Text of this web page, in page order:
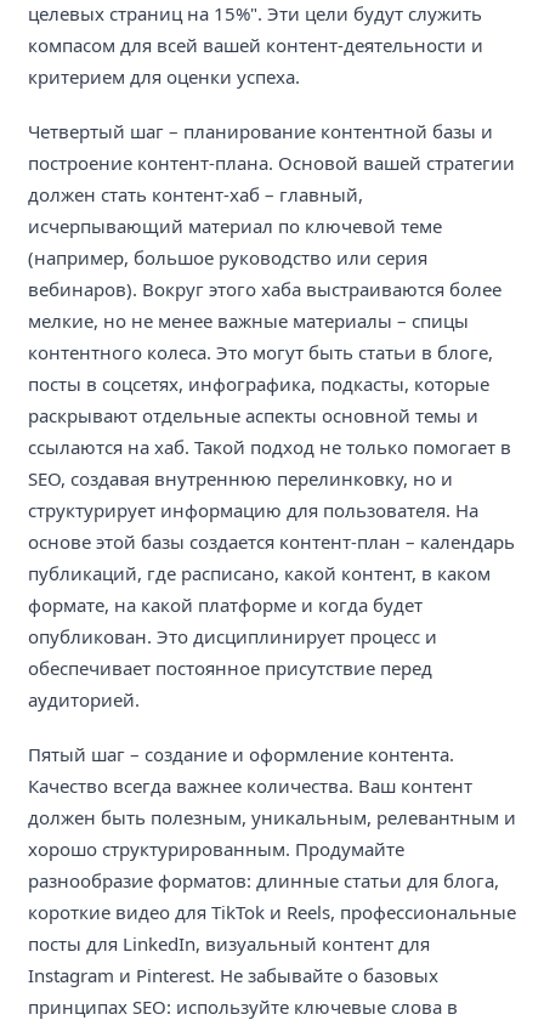
целевых страниц на 15%". Эти цели будут служить
компасом для всей вашей контент-деятельности и
критерием для оценки успеха.
Четвертый шаг – планирование контентной базы и
построение контент-плана. Основой вашей стратегии
должен стать контент-хаб – главный,
исчерпывающий материал по ключевой теме
(например, большое руководство или серия
вебинаров). Вокруг этого хаба выстраиваются более
мелкие, но не менее важные материалы – спицы
контентного колеса. Это могут быть статьи в блоге,
посты в соцсетях, инфографика, подкасты, которые
раскрывают отдельные аспекты основной темы и
ссылаются на хаб. Такой подход не только помогает в
SEO, создавая внутреннюю перелинковку, но и
структурирует информацию для пользователя. На
основе этой базы создается контент-план – календарь
публикаций, где расписано, какой контент, в каком
формате, на какой платформе и когда будет
опубликован. Это дисциплинирует процесс и
обеспечивает постоянное присутствие перед
аудиторией.
Пятый шаг – создание и оформление контента.
Качество всегда важнее количества. Ваш контент
должен быть полезным, уникальным, релевантным и
хорошо структурированным. Продумайте
разнообразие форматов: длинные статьи для блога,
короткие видео для TikTok и Reels, профессиональные
посты для LinkedIn, визуальный контент для
Instagram и Pinterest. Не забывайте о базовых
принципах SEO: используйте ключевые слова в